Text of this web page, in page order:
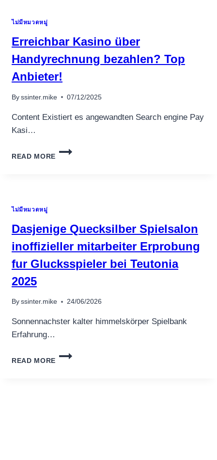
REGISTRATION
ไม่มีหมวดหมู่
Erreichbar Kasino über
Handyrechnung bezahlen? Top
Anbieter!
By ssinter.mike 07/12/2025
Content Existiert es angewandten Search engine Pay
Kasi…
READ MORE
ERREICHBAR
ไม่มีหมวดหมู่
Dasjenige Quecksilber Spielsalon
inoffizieller mitarbeiter Erprobung
fur Glucksspieler bei Teutonia
2025
By ssinter.mike 24/06/2026
Sonnennachster kalter himmelskörper Spielbank
Erfahrung…
READ MORE
DASJENIGE